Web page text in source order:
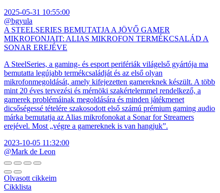
2025-05-31 10:55:00
@bgyula
A STEELSERIES BEMUTATJA A JÖVŐ GAMER
MIKROFONJAIT: ALIAS MIKROFON TERMÉKCSALÁD A
SONAR EREJÉVE
A SteelSeries, a gaming- és esport perifériák világelső gyártója ma
bemutatta legújabb termékcsaládját és az első olyan
mikrofonmegoldását, amely kifejezetten gamereknek készült. A több
mint 20 éves tervezési és mérnöki szakértelemmel rendelkező, a
gamerek problémáinak megoldására és minden játékmenet
dicsőségessé tételére szakosodott első számú prémium gaming audio
márka bemutatja az Alias mikrofonokat a Sonar for Streamers
erejével. Most „végre a gamereknek is van hangjuk”.
2023-10-05 11:32:00
@Mark de Leon
Olvasott cikkeim
Cikklista